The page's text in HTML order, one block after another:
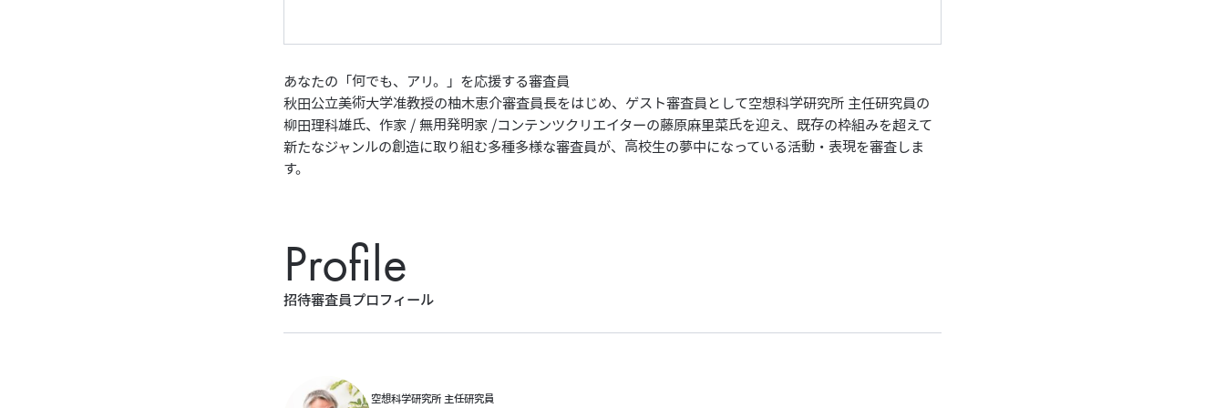
あなたの「何でも、アリ。」を応援する審査員
秋田公立美術大学准教授の柚木恵介審査員長をはじめ、ゲスト審査員として空想科学研究所 主任研究員の
柳田理科雄氏、作家 / 無用発明家 /コンテンツクリエイターの藤原麻里菜氏を迎え、既存の枠組みを超えて
新たなジャンルの創造に取り組む多種多様な審査員が、高校生の夢中になっている活動・表現を審査しま
す。
Profile
招待審査員プロフィール
空想科学研究所 主任研究員